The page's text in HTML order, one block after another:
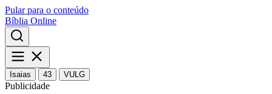
Pular para o conteúdo
Bíblia Online
Isaias 43 VULG
Publicidade